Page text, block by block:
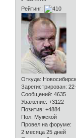
Рейтинг:
Откуда: Новосибирск
Зарегистрирован:
Сообщений: 4635
Уважение: +3122
Позитив: +4884
Пол: Мужской
Провел на форуме:
2 месяца 25 дней